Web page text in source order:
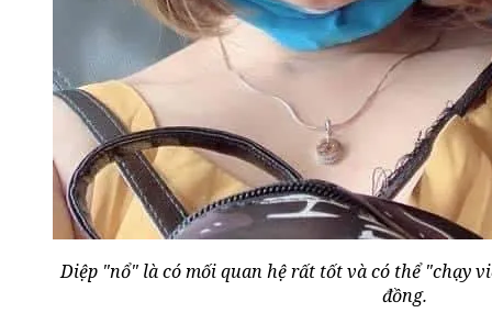
Diệp "nổ" là có mối quan hệ rất tốt và có thể "chạy
đồng.